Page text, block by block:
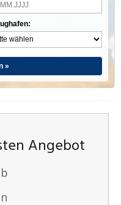
»
Angebot